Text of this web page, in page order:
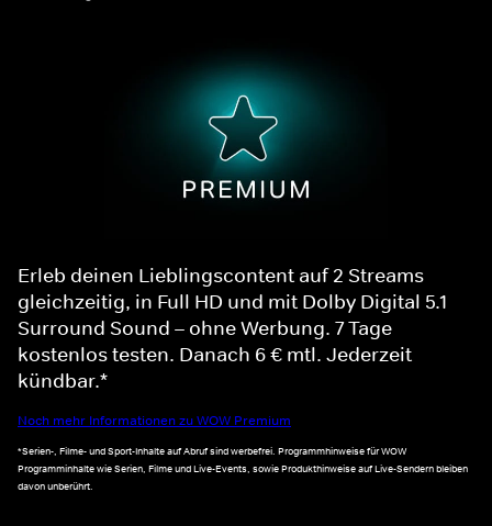
Erleb deinen Lieblingscontent auf 2 Streams
gleichzeitig, in Full HD und mit Dolby Digital 5.1
Surround Sound – ohne Werbung. 7 Tage
kostenlos testen. Danach 6 € mtl. Jederzeit
kündbar.*
Noch mehr Informationen zu WOW Premium
*Serien-, Filme- und Sport-Inhalte auf Abruf sind werbefrei. Programmhinweise für WOW
Programminhalte wie Serien, Filme und Live-Events, sowie Produkthinweise auf Live-Sendern bleiben
davon unberührt.